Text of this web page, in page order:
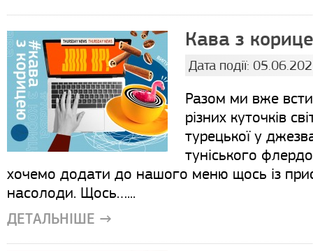
Кава з
Дата події:
Разом ми вже
різних куточків
турецької у
туніського
хочемо додати до нашого меню щось із
насолоди. Щось…...
ДЕТАЛЬНІШЕ →